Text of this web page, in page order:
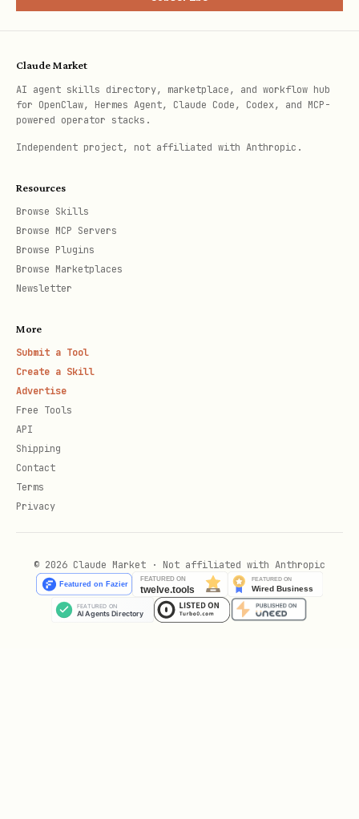
用户回复已完成授权后，再在后续步骤执行：
lark-cli auth login --device-code <device_code>
Split-Flow 完整步骤：
第一步：发起授权（当前轮）
执行
no-wait --json
从 JSON 输出中提取
device_code
将 URL 和二维码展示给用户（先 URL，后二维
码）
结束本轮对话前，必须明确告知用户
骤"
第二步：完成授权（后续轮）
由你（AI agent）亲自执行 ： lark-cli auth
login --device-code <device_code>
此命令会轮询授权状态并完成登录
Claude Market
AI agent skills directory, marketplace, and workflow hub
for OpenClaw, Hermes Agent, Claude Code, Codex, and MCP-
powered operator stacks.
Independent project, not affiliated with Anthropic.
Resources
Browse Skills
Browse MCP Servers
Browse Plugins
Browse Marketplaces
Newsletter
More
Submit a Tool
Create a Skill
Advertise
Free Tools
API
Shipping
Contact
Terms
Privacy
© 2026 Claude Market · Not affiliated with Anthropic